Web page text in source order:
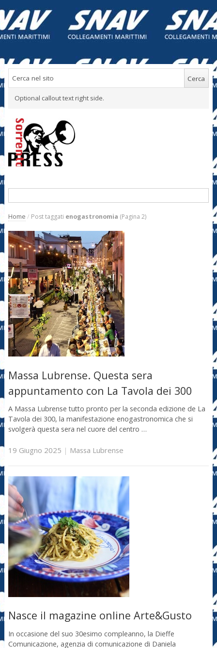
Optional callout text right side.
Home / Post taggati enogastronomia (Pagina 2)
Massa Lubrense. Questa sera
appuntamento con La Tavola dei 300
A Massa Lubrense tutto pronto per la seconda edizione de La
Tavola dei 300, la manifestazione enogastronomica che si
svolgerà questa sera nel cuore del centro …
19 Giugno 2025 | Massa Lubrense
Nasce il magazine online Arte&Gusto
In occasione del suo 30esimo compleanno, la Dieffe
Comunicazione, agenzia di comunicazione di Daniela